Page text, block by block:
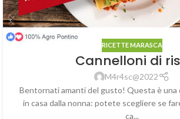
RICETTE MARASCA
Cannelloni di
M4r4sc@2022
Bentornati amanti del gusto! Questa è
in casa dalla nonna: potete scegliere se
ca...